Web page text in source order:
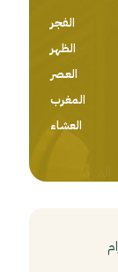
الفجر
الظهر
العصر
المغرب
العشاء